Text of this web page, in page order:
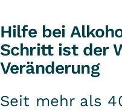
Hilfe bei
Schritt ist der
Veränderung
Seit mehr als